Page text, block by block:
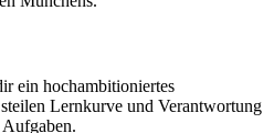
ein hochambitioniertes
Lernkurve und Verantwortung